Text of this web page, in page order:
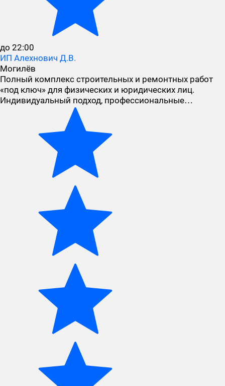
до 22:00
ИП Алехнович Д.В.
Могилёв
Полный комплекс строительных и ремонтных работ
«под ключ» для физических и юридических лиц.
Индивидуальный подход, профессиональные…